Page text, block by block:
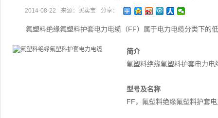
2014-08-22 来源：买卖宝 分享：
氟塑料绝缘氟塑料护套电力电缆（FF）属于电力电缆分类下的
简介
氟塑料绝缘氟塑料护套电力
型号及名称
FF，氟塑料绝缘氟塑料护套